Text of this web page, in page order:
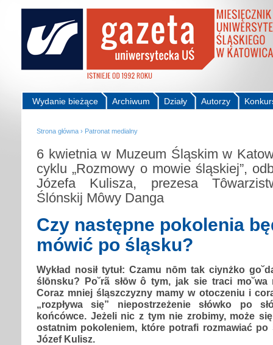
Autorzy
Działy
Archiwum
Wydanie bieżące
Strona główna › Patronat medialny
6 kwietnia w Muzeum Śląskim w
cyklu „Rozmowy o mowie śląskiej”,
Józefa Kulisza, prezesa
Ślónskij Môwy Danga
Czy następne pokolenia
mówić po śląsku?
Wykład nosił tytuł: Czamu nōm tak ciynżko
ślōnsku? Po˘rã słōw ô tym, jak sie traci mo˘wa
Coraz mniej śląszczyzny mamy w otoczeniu i
„rozpływa się” niepostrzeżenie słówko po
końcówce. Jeżeli nic z tym nie zrobimy, może
ostatnim pokoleniem, które potrafi rozmawiać po
Józef Kulisz.